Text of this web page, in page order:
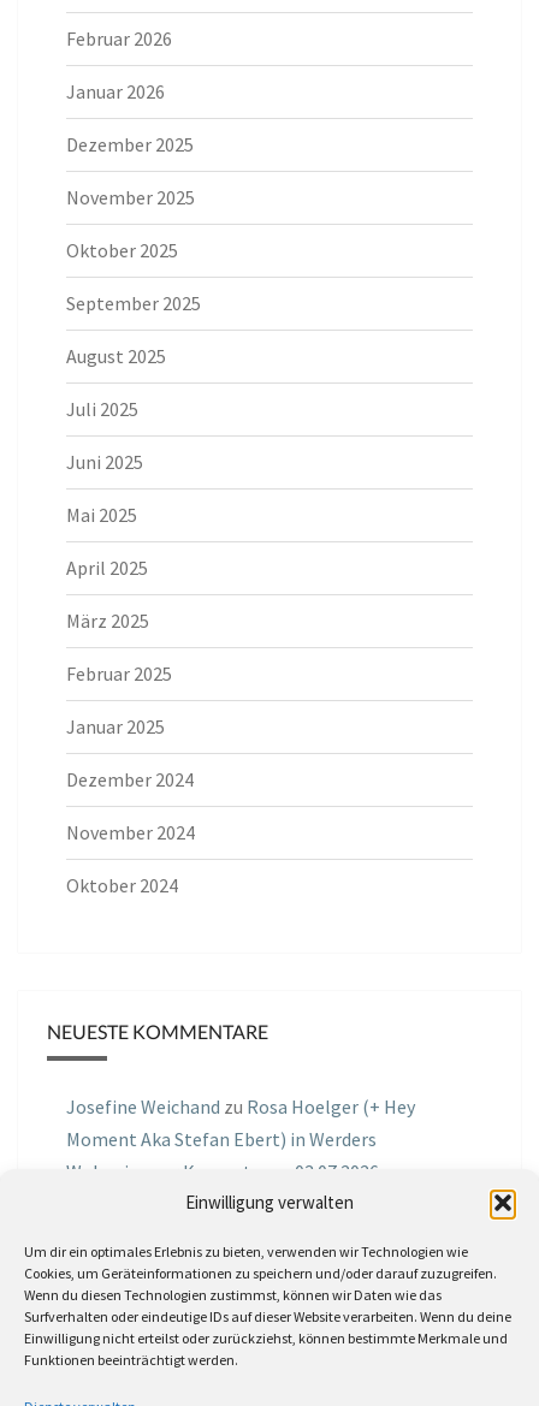
Einwilligung verwalten
Um dir ein optimales Erlebnis zu bieten, verwenden wir Technologien wie
Cookies, um Geräteinformationen zu speichern und/oder darauf zuzugreifen.
Wenn du diesen Technologien zustimmst, können wir Daten wie das
Surfverhalten oder eindeutige IDs auf dieser Website verarbeiten. Wenn du deine
Einwilligung nicht erteilst oder zurückziehst, können bestimmte Merkmale und
Funktionen beeinträchtigt werden.
Februar 2026
Januar 2026
Dezember 2025
November 2025
Oktober 2025
September 2025
August 2025
Juli 2025
Juni 2025
Mai 2025
April 2025
März 2025
Februar 2025
Januar 2025
Dezember 2024
November 2024
Oktober 2024
NEUESTE KOMMENTARE
Josefine Weichand zu Rosa Hoelger (+ Hey
Moment Aka Stefan Ebert) in Werders
Wohnzimmer Konzerte am 03.07.2026
Podcast Nr.01 vom 08.09.2025 mit Joe Astray
MIRI IN THE GREENzuMiri in the Green in der
Hemingway Lounge, am 30.05.2026